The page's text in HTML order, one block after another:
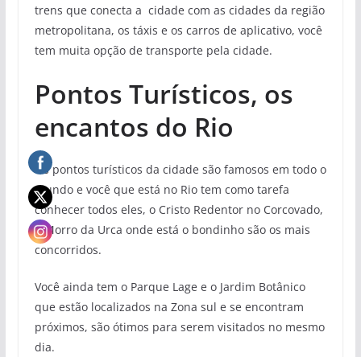
trens que conecta a cidade com as cidades da região
metropolitana, os táxis e os carros de aplicativo, você
tem muita opção de transporte pela cidade.
Pontos Turísticos, os
encantos do Rio
Os pontos turísticos da cidade são famosos em todo o
mundo e você que está no Rio tem como tarefa
conhecer todos eles, o Cristo Redentor no Corcovado,
o Morro da Urca onde está o bondinho são os mais
concorridos.
Você ainda tem o Parque Lage e o Jardim Botânico
que estão localizados na Zona sul e se encontram
próximos, são ótimos para serem visitados no mesmo
dia.